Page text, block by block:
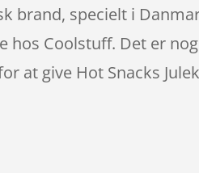
brand, specielt i
hos Coolstuff. Det er
at give Hot Snacks